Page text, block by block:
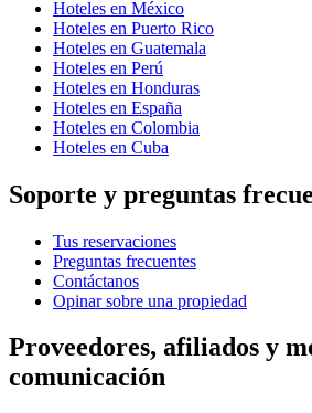
Hoteles en México
Hoteles en Puerto Rico
Hoteles en Guatemala
Hoteles en Perú
Hoteles en Honduras
Hoteles en España
Hoteles en Colombia
Hoteles en Cuba
Soporte y preguntas
Tus reservaciones
Preguntas frecuentes
Contáctanos
Opinar sobre una propiedad
Proveedores, afiliados y
comunicación